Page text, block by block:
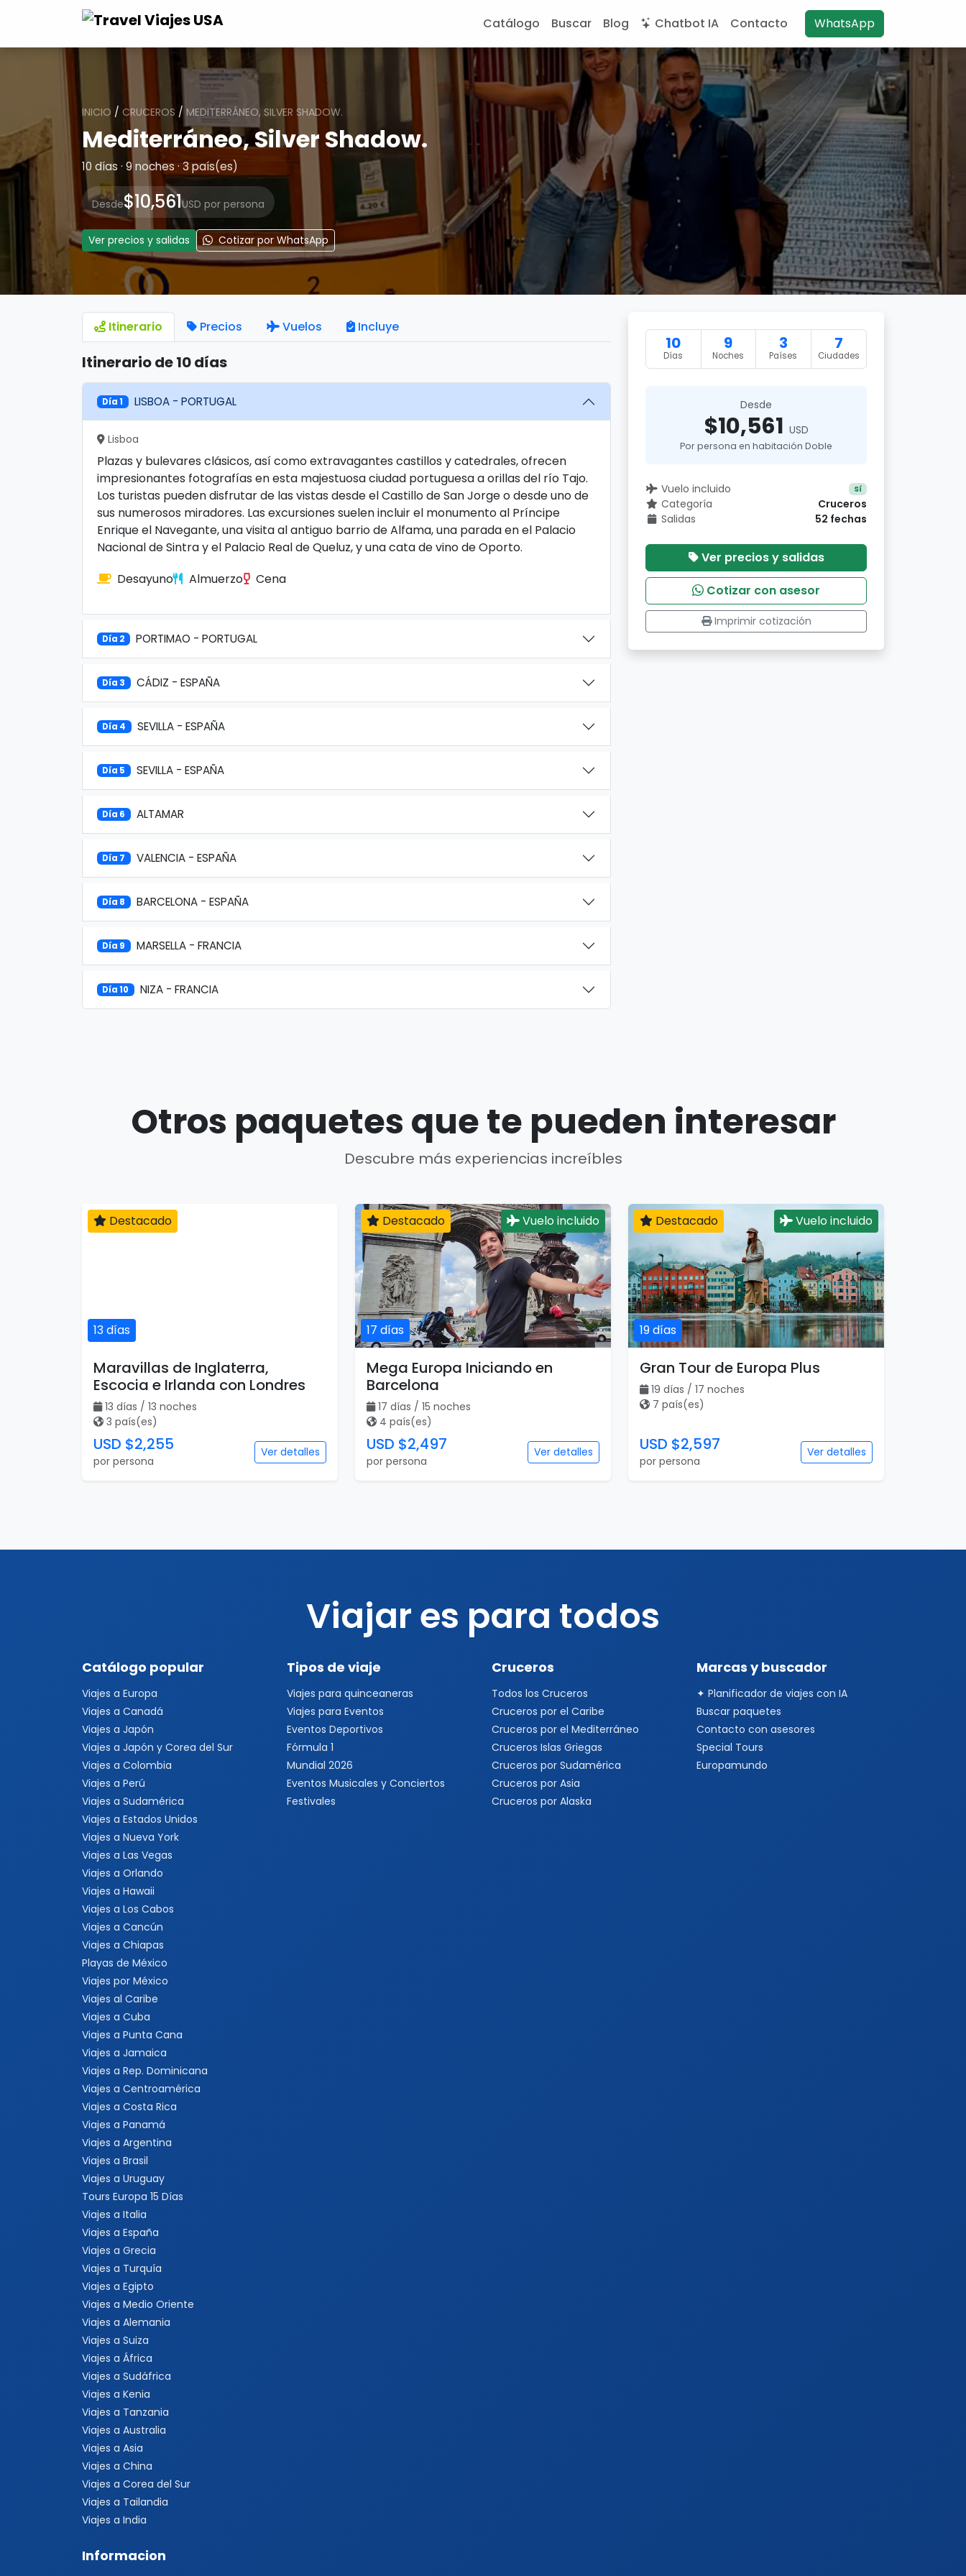
Catálogo Buscar Blog Chatbot IA Contacto WhatsApp
INICIO / CRUCEROS / MEDITERRÁNEO, SILVER SHADOW.
Mediterráneo, Silver Shadow.
10 días · 9 noches · 3 país(es)
Desde$10,561USD por persona
Ver precios y salidas Cotizar por WhatsApp
Itinerario Precios Vuelos Incluye
Itinerario de 10 días
Día 1 LISBOA - PORTUGAL
Lisboa
Plazas y bulevares clásicos, así como extravagantes castillos y catedrales, ofrecen
impresionantes fotografías en esta majestuosa ciudad portuguesa a orillas del río Tajo.
Los turistas pueden disfrutar de las vistas desde el Castillo de San Jorge o desde uno de
sus numerosos miradores. Las excursiones suelen incluir el monumento al Príncipe
Enrique el Navegante, una visita al antiguo barrio de Alfama, una parada en el Palacio
Nacional de Sintra y el Palacio Real de Queluz, y una cata de vino de Oporto.
Desayuno
Almuerzo Cena
Día 2 PORTIMAO - PORTUGAL
Día 3 CÁDIZ - ESPAÑA
Día 4 SEVILLA - ESPAÑA
Día 5 SEVILLA - ESPAÑA
Día 6 ALTAMAR
Día 7 VALENCIA - ESPAÑA
Día 8 BARCELONA - ESPAÑA
Día 9 MARSELLA - FRANCIA
Día 10 NIZA - FRANCIA
10
Días
9
Noches
3
Países
7
Ciudades
Desde
$10,561 USD
Por persona en habitación Doble
Vuelo incluido Sí
Categoría
Cruceros
Salidas
52 fechas
Ver precios y salidas
Cotizar con asesor
Imprimir cotización
Otros paquetes que te pueden interesar
Descubre más experiencias increíbles
13 días
Destacado
Maravillas de Inglaterra,
Escocia e Irlanda con Londres
13 días / 13 noches
3 país(es)
USD $2,255
por persona
Ver detalles
17 días
Destacado Vuelo incluido
Mega Europa Iniciando en
Barcelona
17 días / 15 noches
4 país(es)
USD $2,497
por persona
Ver detalles
19 días
Destacado Vuelo incluido
Gran Tour de Europa Plus
19 días / 17 noches
7 país(es)
USD $2,597
por persona
Ver detalles
Viajar es para todos
Catálogo popular
Viajes a Europa
Viajes a Canadá
Viajes a Japón
Viajes a Japón y Corea del Sur
Viajes a Colombia
Viajes a Perú
Viajes a Sudamérica
Viajes a Estados Unidos
Viajes a Nueva York
Viajes a Las Vegas
Viajes a Orlando
Viajes a Hawaii
Viajes a Los Cabos
Viajes a Cancún
Viajes a Chiapas
Playas de México
Viajes por México
Viajes al Caribe
Viajes a Cuba
Viajes a Punta Cana
Viajes a Jamaica
Viajes a Rep. Dominicana
Viajes a Centroamérica
Viajes a Costa Rica
Viajes a Panamá
Viajes a Argentina
Viajes a Brasil
Viajes a Uruguay
Tours Europa 15 Días
Viajes a Italia
Viajes a España
Viajes a Grecia
Viajes a Turquía
Viajes a Egipto
Viajes a Medio Oriente
Viajes a Alemania
Viajes a Suiza
Viajes a África
Viajes a Sudáfrica
Viajes a Kenia
Viajes a Tanzania
Viajes a Australia
Viajes a Asia
Viajes a China
Viajes a Corea del Sur
Viajes a Tailandia
Viajes a India
Tipos de viaje
Viajes para quinceaneras
Viajes para Eventos
Eventos Deportivos
Fórmula 1
Mundial 2026
Eventos Musicales y Conciertos
Festivales
Cruceros
Todos los Cruceros
Cruceros por el Caribe
Cruceros por el Mediterráneo
Cruceros Islas Griegas
Cruceros por Sudamérica
Cruceros por Asia
Cruceros por Alaska
Marcas y buscador
✦ Planificador de viajes con IA
Buscar paquetes
Contacto con asesores
Special Tours
Europamundo
Informacion